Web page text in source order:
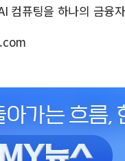
컴퓨팅을 하나의 금융